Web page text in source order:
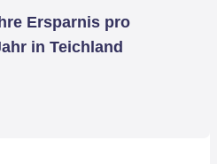
Ersparnis pro
in Teichland